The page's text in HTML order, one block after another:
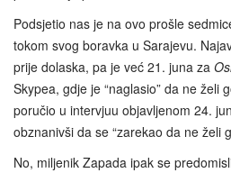
Podsjetio nas je na ovo prošle
tokom svog boravka u Sarajevu.
prije dolaska, pa je već 21. juna za
Skypea, gdje je “naglasio” da ne želi
poručio u intervjuu objavljenom 24.
obznanivši da se “zarekao da ne želi
No, miljenik Zapada ipak se